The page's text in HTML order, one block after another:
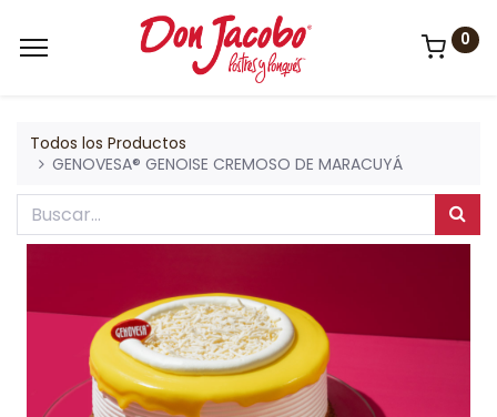
0
Todos los Productos
GENOVESA® GENOISE CREMOSO DE MARACUYÁ